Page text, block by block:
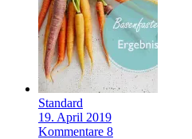
Standard
19. April 2019
Kommentare 8